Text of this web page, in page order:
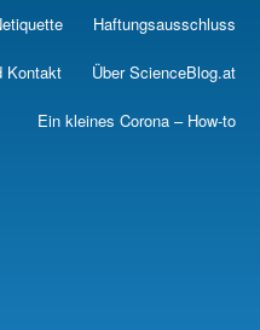
Haftungsausschluss
Kontakt Über ScienceBlog.at
Ein kleines Corona – How-to